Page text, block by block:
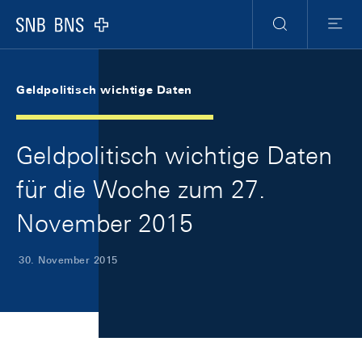
Logo
Suche
Menu
Geldpolitisch wichtige Daten
Geldpolitisch wichtige Daten
für die Woche zum 27.
November 2015
30. November 2015